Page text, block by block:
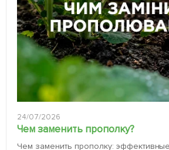
24/07/2026
Чем заменить прополку?
Чем заменить прополку: